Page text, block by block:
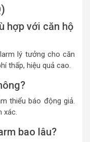
hợp với căn hộ
lý tưởng cho căn
thấp, hiệu quả cao.
thiểu báo động giả.
xác.
bao lâu?